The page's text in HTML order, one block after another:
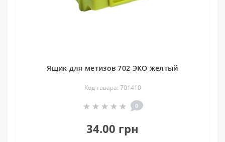
Ящик для метизов 702 ЭКО желтый
Код товара: 701410
0
34.00 грн